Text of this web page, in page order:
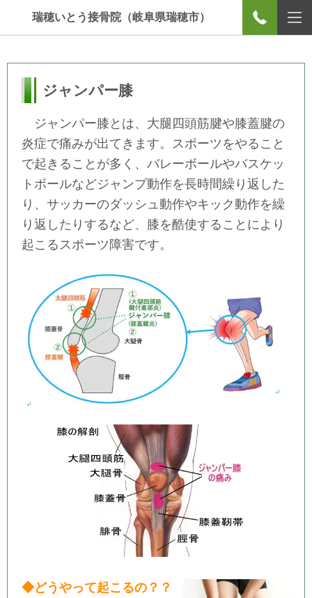
瑞穂いとう接骨院（岐阜県瑞穂市）
ジャンパー膝
ジャンパー膝とは、大腿四頭筋腱や膝蓋腱の
炎症で痛みが出てきます。スポーツをやること
で起きることが多く、バレーボールやバスケッ
トボールなどジャンプ動作を長時間繰り返した
り、サッカーのダッシュ動作やキック動作を繰
り返したりするなど、膝を酷使することにより
起こるスポーツ障害です。
◆どうやって起こるの？？